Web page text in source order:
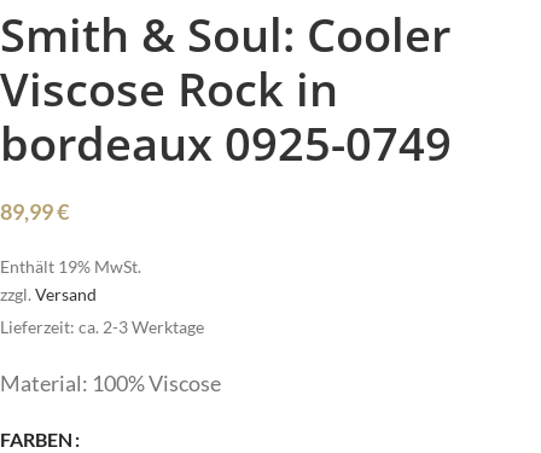
Smith & Soul: Cooler
Viscose Rock in
bordeaux 0925-0749
89,99€
Enthält 19% MwSt.
zzgl. Versand
Lieferzeit: ca. 2-3 Werktage
Material: 100% Viscose
FARBEN